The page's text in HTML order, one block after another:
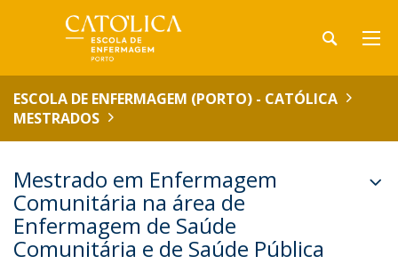
ESCOLA DE ENFERMAGEM (PORTO) - CATÓLICA
MESTRADOS
Mestrado em Enfermagem
Comunitária na área de
Enfermagem de Saúde
Comunitária e de Saúde Pública